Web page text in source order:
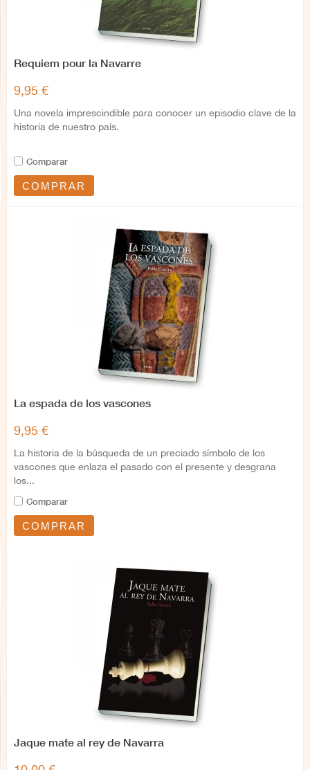
Requiem pour la Navarre
9,95 €
Una novela imprescindible para conocer un episodio clave de la
historia de nuestro país.
Comparar
COMPRAR
La espada de los vascones
9,95 €
La historia de la búsqueda de un preciado símbolo de los
vascones que enlaza el pasado con el presente y desgrana
los...
Comparar
COMPRAR
Jaque mate al rey de Navarra